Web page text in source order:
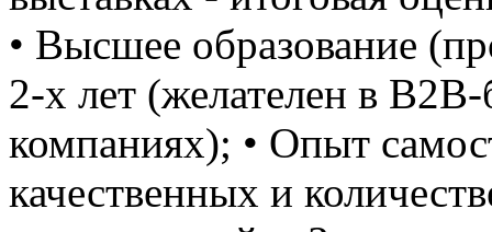
• Высшее образование
2-х лет (желателен в
компаниях); • Опыт
качественных и